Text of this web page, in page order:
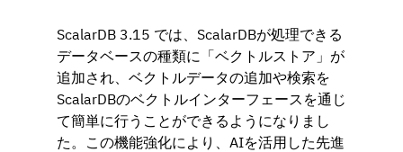
ScalarDB 3.15 では、ScalarDBが処理できる
データベースの種類に「ベクトルストア」が
追加され、ベクトルデータの追加や検索を
ScalarDBのベクトルインターフェースを通じ
て簡単に行うことができるようになりまし
た。この機能強化により、AIを活用した先進